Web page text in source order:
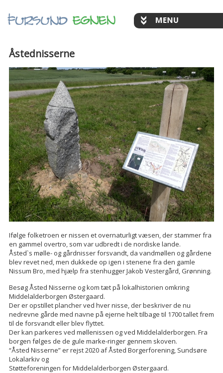
Åstednisserne
Ifølge folketroen er nissen et overnaturligt væsen, der stammer fra
en gammel overtro, som var udbredt i de nordiske lande.
Åsted`s mølle- og gårdnisser forsvandt, da vandmøllen og gårdene
blev revet ned, men dukkede op igen i stenene fra den gamle
Nissum Bro, med hjælp fra stenhugger Jakob Vestergård, Grønning.
Besøg Åsted Nisserne og kom tæt på lokalhistorien omkring
Middelalderborgen Østergaard.
Der er opstillet plancher ved hver nisse, der beskriver de nu
nedrevne gårde med navne på ejerne helt tilbage til 1700 tallet frem
til de forsvandt eller blev flyttet.
Der kan parkeres ved møllenissen og ved Middelalderborgen. Fra
borgen følges de de gule marke-ringer gennem skoven.
“Åsted Nisserne” er rejst 2020 af Åsted Borgerforening, Sundsøre
Lokalarkiv og
Støtteforeningen for Middelalderborgen Østergaard.